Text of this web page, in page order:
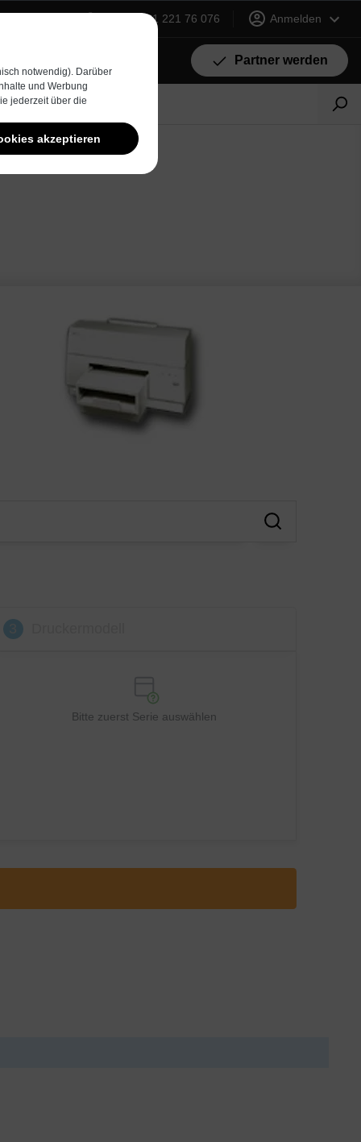
+49 (0) 231 221 76 076 Anmelden
Partner werden
Bitte zuerst Serie auswählen
notwendig). Darüber
und Werbung
jederzeit über die
akzeptieren